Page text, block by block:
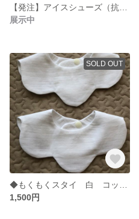
展示中
SOLD OUT
1,500円